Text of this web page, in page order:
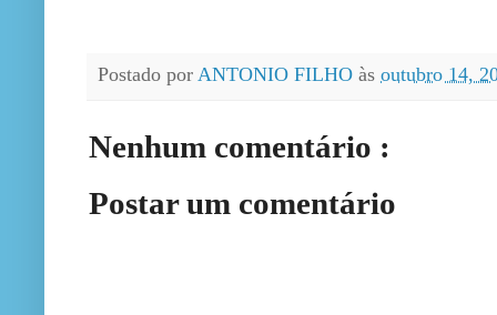
Postado por ANTONIO FILHO às outubro 14,
Nenhum comentário :
Postar um comentário